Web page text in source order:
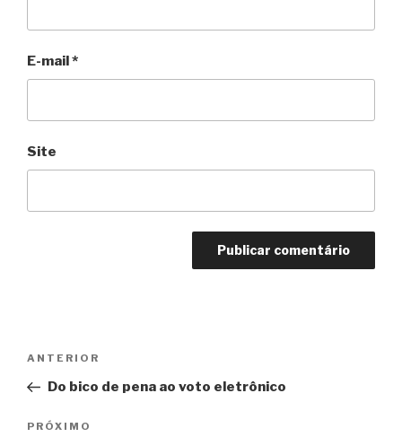
E-mail *
Site
Post
Anterior
ANTERIOR
Do bico de pena ao voto eletrônico
Próximo
PRÓXIMO